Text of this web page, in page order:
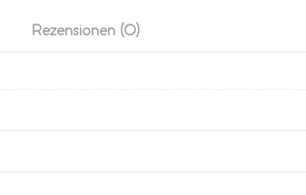
Rezensionen (0)